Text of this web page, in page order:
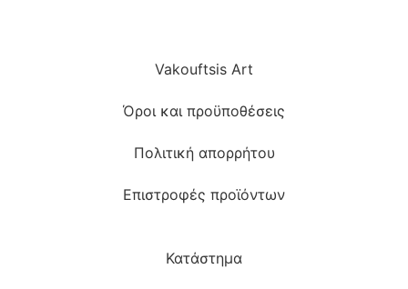
Vakouftsis Art
Όροι και προϋποθέσεις
Πολιτική απορρήτου
Επιστροφές προϊόντων
Κατάστημα